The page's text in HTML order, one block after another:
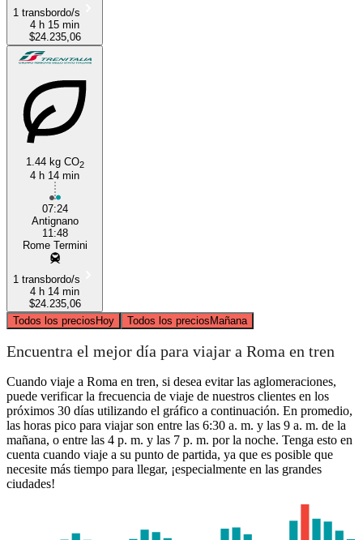
1 transbordo/s
4 h 15 min
$24.235,06
1.44 kg CO2
4 h 14 min
07:24
Antignano
11:48
Rome Termini
1 transbordo/s
4 h 14 min
$24.235,06
Todos los preciosHoy Todos los preciosMañana
Encuentra el mejor día para viajar a Roma en tren
Cuando viaje a Roma en tren, si desea evitar las aglomeraciones,
puede verificar la frecuencia de viaje de nuestros clientes en los
próximos 30 días utilizando el gráfico a continuación. En promedio,
las horas pico para viajar son entre las 6:30 a. m. y las 9 a. m. de la
mañana, o entre las 4 p. m. y las 7 p. m. por la noche. Tenga esto en
cuenta cuando viaje a su punto de partida, ya que es posible que
necesite más tiempo para llegar, ¡especialmente en las grandes
ciudades!